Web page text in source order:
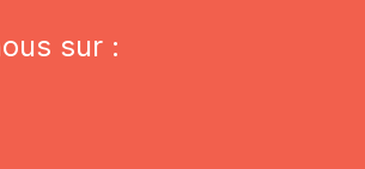
sur :